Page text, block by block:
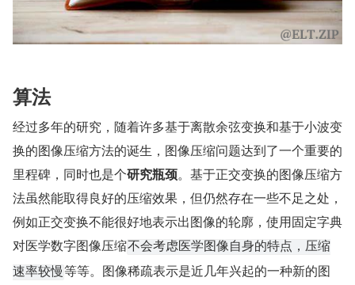
算法
经过多年的研究，随着许多基于离散余弦变换和基于小波变
换的图像压缩方法的诞生，图像压缩问题达到了一个重要的
里程碑，同时也是个研究瓶颈。基于正交变换的图像压缩方
法虽然能取得良好的压缩效果，但仍然存在一些不足之处，
例如正交变换不能很好地表示出图像的轮廓，使用固定字典
对医学数字图像压缩不会考虑医学图像自身的特点，压缩
速率较慢等等。图像稀疏表示是近几年兴起的一种新的图